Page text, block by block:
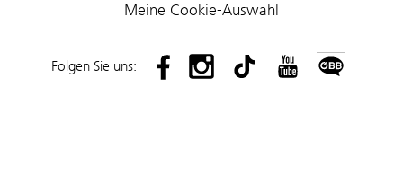
Meine Cookie-Auswahl
Folgen Sie uns: